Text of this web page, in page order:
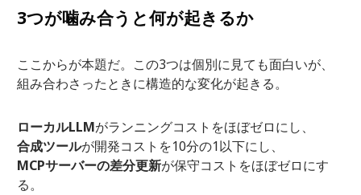
3つが噛み合うと何が起きるか
ここからが本題だ。この3つは個別に見ても面白いが、
組み合わさったときに構造的な変化が起きる。
ローカルLLMがランニングコストをほぼゼロにし、
合成ツールが開発コストを10分の1以下にし、
MCPサーバーの差分更新が保守コストをほぼゼロにす
る。